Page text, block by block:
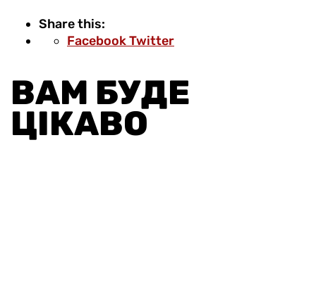
Share this:
FacebookTwitterPinterest
Share
Print
ВАМ БУДЕ
ЦІКАВО